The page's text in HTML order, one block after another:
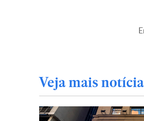
Veja mais